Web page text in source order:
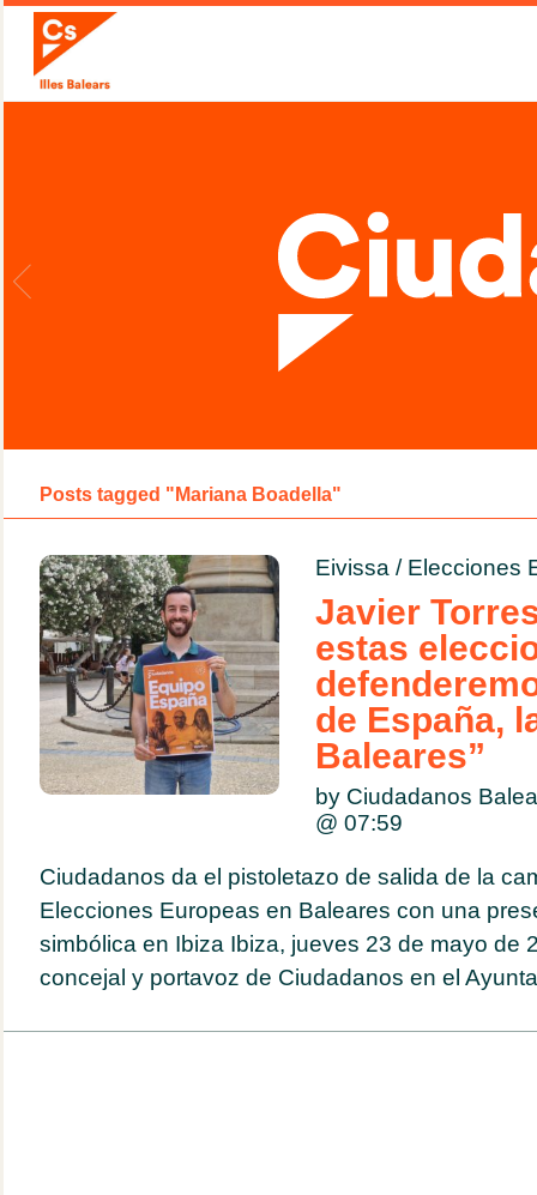
Posts tagged "Mariana Boadella"
Eivissa / Elecciones
Javier
estas
de España,
Baleares”
by Ciudadanos
@ 07:59
Ciudadanos da el pistoletazo de salida de la
Elecciones Europeas en Baleares con una
simbólica en Ibiza Ibiza, jueves 23 de mayo de
concejal y portavoz de Ciudadanos en el